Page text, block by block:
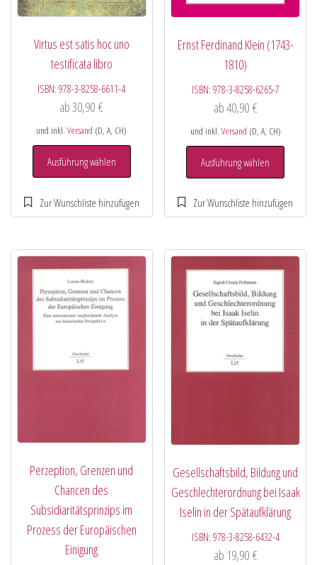
Virtus est satis hoc uno
testificata libro
ISBN:978-3-8258-6611-4
ab30,90€
und inkl.Versand (D, A, CH)
Ausführung wählen
Ernst Ferdinand Klein (1743-
1810)
ISBN: 978-3-8258-6265-7
ab40,90 €
und inkl. Versand (D, A, CH)
Ausführung wählen
Perzeption, Grenzen und
Chancen des
Subsidiaritätsprinzips im
Prozess der Europäischen
Einigung
Gesellschaftsbild, Bildung und
Geschlechterordnung bei Isaak
Iselin in der Spätaufklärung
ISBN: 978-3-8258-6432-4
ab 19,90 €